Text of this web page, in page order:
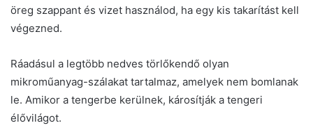
öreg szappant és vizet használod, ha egy kis takarítást kell
végezned.
Ráadásul a legtöbb nedves törlőkendő olyan
mikroműanyag-szálakat tartalmaz, amelyek nem bomlanak
le. Amikor a tengerbe kerülnek, károsítják a tengeri
élővilágot.